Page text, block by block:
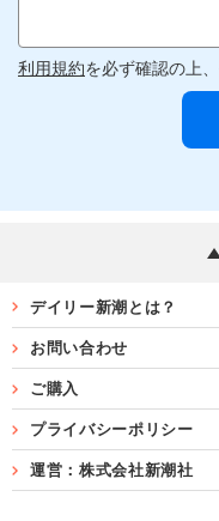
利用規約を必ず確認の上
デイリー新潮とは？
お問い合わせ
ご購入
プライバシーポリシー
運営：株式会社新潮社